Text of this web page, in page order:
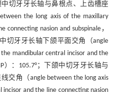
中切牙牙长轴与鼻根点、上齿槽座
the long axis of the maxillary
connecting nasion and subspinale，
切牙牙长轴下颌平面交角（angle
mandibular central incisor and the
）：105.7°；下颌中切牙牙长轴与
交角（angle between the long axis
and the line connecting nasion